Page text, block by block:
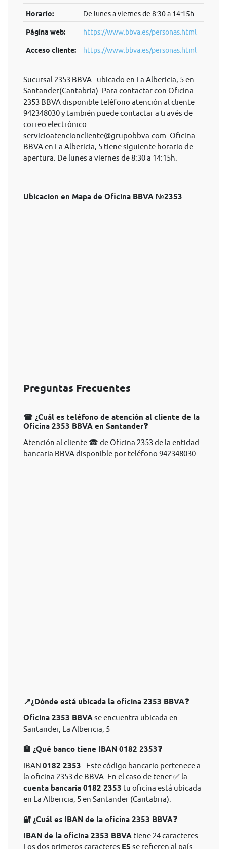
Horario: De lunes a viernes de 8:30 a 14:15h.
Página web: https://www.bbva.es/personas.html
Acceso cliente: https://www.bbva.es/personas.html
Sucursal 2353 BBVA - ubicado en La Albericia, 5 en
Santander(Cantabria). Para contactar con Oficina
2353 BBVA disponible teléfono atención al cliente
942348030 y también puede contactar a través de
correo electrónico
servicioatencioncliente@grupobbva.com . Oficina
BBVA en La Albericia, 5 tiene siguiente horario de
apertura. De lunes a viernes de 8:30 a 14:15h.
Ubicacion en Mapa de Oficina BBVA №2353
Preguntas Frecuentes
☎ ¿Cuál es teléfono de atención al cliente de la
Oficina 2353 BBVA en Santander❓
Atención al cliente ☎ de Oficina 2353 de la entidad
bancaria BBVA disponible por teléfono 942348030.
📍¿Dónde está ubicada la oficina 2353 BBVA❓
Oficina 2353 BBVAse encuentra ubicada en
Santander, La Albericia, 5
🏦 ¿Qué banco tiene IBAN 0182 2353❓
IBAN 0182 2353 - Este código bancario pertenece a
la oficina 2353 de BBVA. En el caso de tener ✅ la
cuenta bancaria 0182 2353 tu oficina está ubicada
en La Albericia, 5 en Santander (Cantabria).
🔐 ¿Cuál es IBAN de la oficina 2353 BBVA❓
IBAN de la oficina 2353 BBVA tiene 24 caracteres.
Los dos primeros caracteres ES se refieren al país